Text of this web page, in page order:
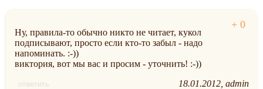
Ну, правила-то обычно никто не читает, кукол
подписывают, просто если кто-то забыл - надо
напоминать. :-))
виктория, вот мы вас и просим - уточнить! :-))
ответить 18.01.2012 admin